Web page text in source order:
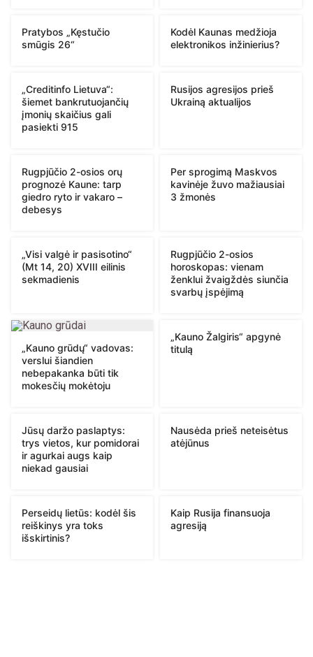
Pratybos „Kęstučio
smūgis 26“
Kodėl Kaunas medžioja
elektronikos inžinierius?
„Creditinfo Lietuva“:
šiemet bankrutuojančių
įmonių skaičius gali
pasiekti 915
Rusijos agresijos prieš
Ukrainą aktualijos
Rugpjūčio 2-osios orų
prognozė Kaune: tarp
giedro ryto ir vakaro –
debesys
Per sprogimą Maskvos
kavinėje žuvo mažiausiai
3 žmonės
„Visi valgė ir pasisotino“
(Mt 14, 20) XVIII eilinis
sekmadienis
Rugpjūčio 2-osios
horoskopas: vienam
ženklui žvaigždės siunčia
svarbų įspėjimą
„Kauno grūdų“ vadovas:
verslui šiandien
nebepakanka būti tik
mokesčių mokėtoju
„Kauno Žalgiris“ apgynė
titulą
Jūsų daržo paslaptys:
trys vietos, kur pomidorai
ir agurkai augs kaip
niekad gausiai
Nausėda prieš neteisėtus
atėjūnus
Perseidų lietūs: kodėl šis
reiškinys yra toks
išskirtinis?
Kaip Rusija finansuoja
agresiją